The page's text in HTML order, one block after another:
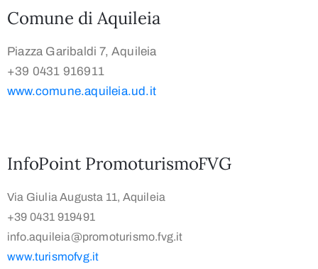
Comune di Aquileia
Piazza Garibaldi 7, Aquileia
+39 0431 916911
www.comune.aquileia.ud.it
InfoPoint PromoturismoFVG
Via Giulia Augusta 11, Aquileia
+39 0431 919491
info.aquileia@promoturismo.fvg.it
www.turismofvg.it